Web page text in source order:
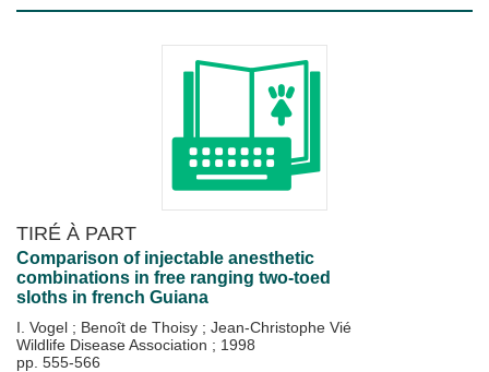
TIRÉ À PART
Comparison of injectable anesthetic
combinations in free ranging two-toed
sloths in french Guiana
I. Vogel ; Benoît de Thoisy ; Jean-Christophe Vié
Wildlife Disease Association ; 1998
pp. 555-566